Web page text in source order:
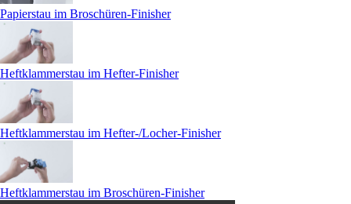
Papierstau im Broschüren-Finisher
Heftklammerstau im Hefter-Finisher
Heftklammerstau im Hefter-/Locher-Finisher
Heftklammerstau im Broschüren-Finisher